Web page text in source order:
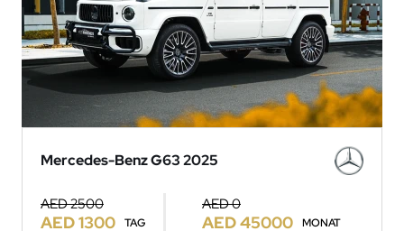
Mercedes-Benz G63 2025
AED 2500
AED 1300 TAG
AED 0
AED 45000 MONAT